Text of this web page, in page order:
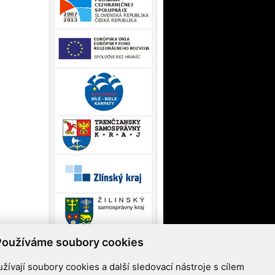
soubory cookies
soubory cookies a další sledovací nástroje s cílem
Mikroprojektů Operačního programu